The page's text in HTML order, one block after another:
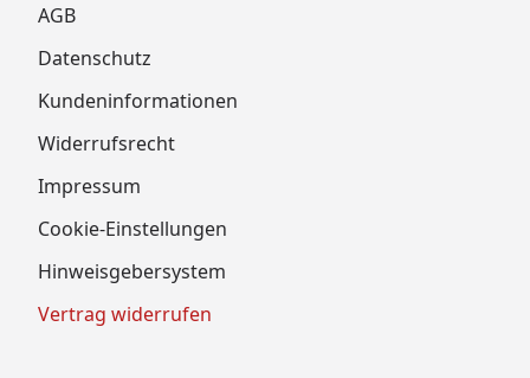
AGB
Datenschutz
Kundeninformationen
Widerrufsrecht
Impressum
Cookie-Einstellungen
Hinweisgebersystem
Vertrag widerrufen